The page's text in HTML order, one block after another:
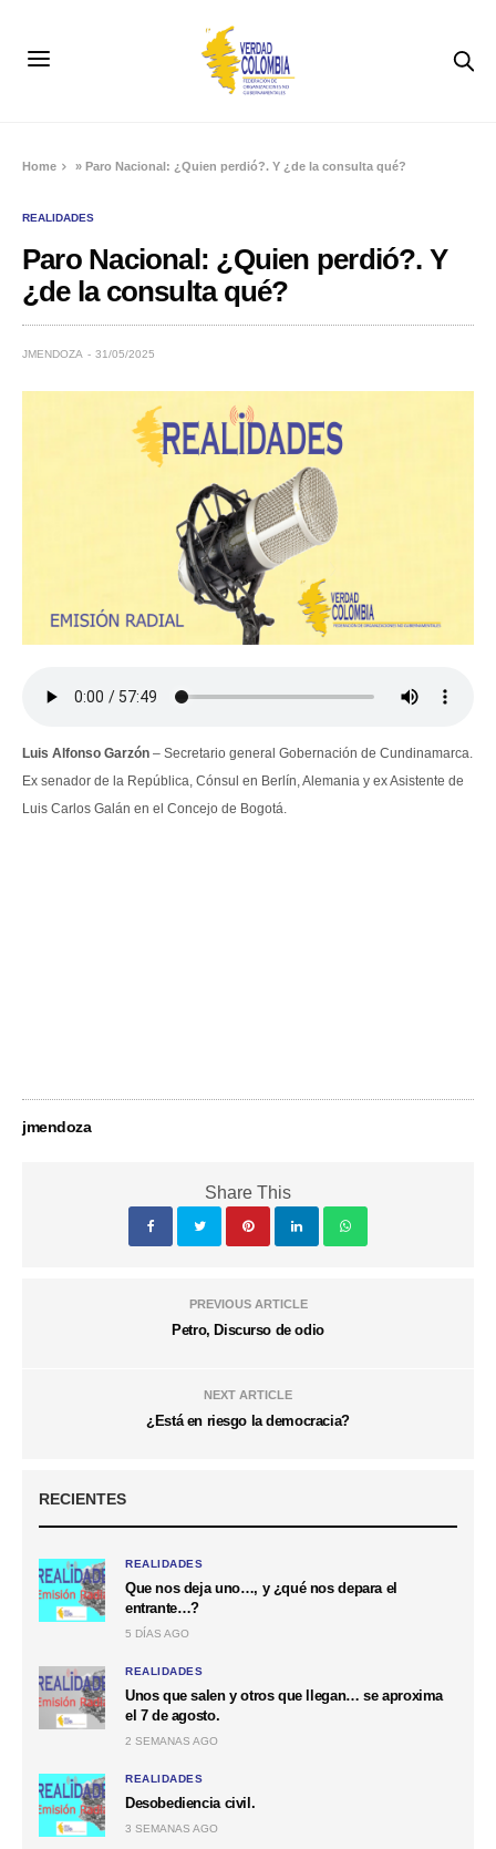
Home »Paro Nacional: ¿Quien perdió?. Y ¿de la consulta qué?
REALIDADES
Paro Nacional: ¿Quien perdió?. Y
¿de la consulta qué?
JMENDOZA 31/05/2025
Luis Alfonso Garzón – Secretario general Gobernación de Cundinamarca.
Ex senador de la República, Cónsul en Berlín, Alemania y ex Asistente de
Luis Carlos Galán en el Concejo de Bogotá.
jmendoza
Share This
PREVIOUS ARTICLE
Petro, Discurso de odio
NEXT ARTICLE
¿Está en riesgo la democracia?
RECIENTES
REALIDADES
Que nos deja uno…, y ¿qué nos depara el
entrante…?
5 DÍAS AGO
REALIDADES
Unos que salen y otros que llegan… se aproxima
el 7 de agosto.
2 SEMANAS AGO
REALIDADES
Desobediencia civil.
3 SEMANAS AGO